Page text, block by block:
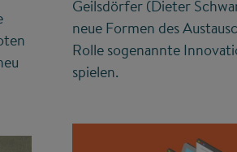
Geilsdörfer (Dieter
neue Formen des
Rolle sogenannte
spielen.